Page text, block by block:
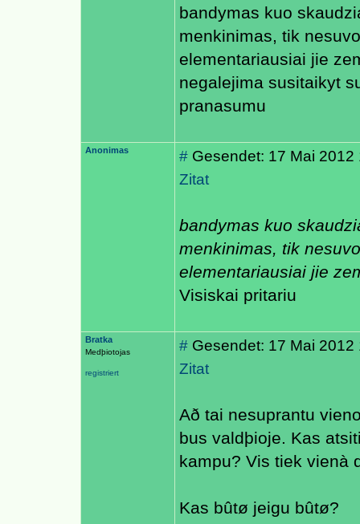
bandymas kuo
menkinimas, tik
elementariausiai jie
negalejima susitaikyt
pranasumu
Anonimas # Gesendet: 17 Mai 2012
Zitat
bandymas kuo
menkinimas, tik
elementariausiai jie
Visiskai pritariu
Bratka
Medþiotojas
registriert
# Gesendet: 17 Mai 2012
Zitat
Að tai nesuprantu
bus valdþioje. Kas
kampu? Vis tiek vienà
Kas bûtø jeigu bûtø?